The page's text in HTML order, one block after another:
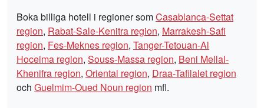
Boka billiga hotell i regioner somCasablanca-Settat
region, Rabat-Sale-Kenitra region, Marrakesh-Safi
region, Fes-Meknes region, Tanger-Tetouan-Al
Hoceima region, Souss-Massa region, Beni Mellal-
Khenifra region, Oriental region, Draa-Tafilalet region
och Guelmim-Oued Noun region mfl.